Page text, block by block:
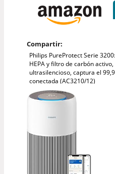
Compartir:
Philips PureProtect Serie
HEPA y filtro de carbón activo,
ultrasilencioso, captura el
conectada (AC3210/12)